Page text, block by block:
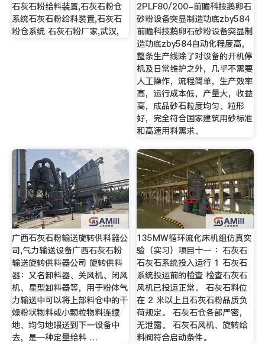
石灰石粉给料装置,石灰石粉仓
系统石灰石粉给料装置,石灰石
粉仓系统 石灰石粉厂家,武汉,
2PLF80/200-前瞻科技鹅卵石
砂粉设备突显制造功底zby584
前瞻科技鹅卵石砂粉设备突显制
造功底zby584自动化程度高，
整条生产线除了对设备的开机停
机及日常维护之外，几乎不需要
人工操作，流程简单，生产效率
高，运行成本低，产量大，收益
高，成品砂石粒度均匀、粒形
好，完全符合国家建筑用砂标准
和高速用料需求。
广西石灰石粉输送旋转供料器公
司,气力输送设备广西石灰石粉
输送旋转供料器公司 旋转供料
器：又名卸料器、关风机、闭风
机、星型卸料器等，用于粉体气
力输送中可以将上部料仓中的干
燥粉状物料或小颗粒物料连续
地、均匀地喂送到下一设备中
去，是一种定量给料 …
135MW循环流化床机组仿真实
验（实习）项目十一 ：石灰石
石灰石系统投入运行 1 石灰石
系统投运前的检查 检查石灰石
风机已投运正常。 石灰石料位
在 2 米以上且石灰石粉品质负
荷规定。 石灰石仓各部严密，
无泄露。 石灰石风机、旋转给
料阀符合启动条件。